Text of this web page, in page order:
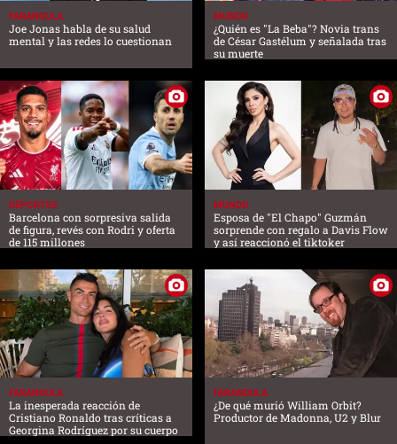
FARANDULA
Joe Jonas habla de su salud
mental y las redes lo cuestionan
MUNDO
¿Quién es "La Beba"? Novia trans
de César Gastélum y señalada tras
su muerte
DEPORTES
Barcelona con sorpresiva salida
de figura, revés con Rodri y oferta
de 115 millones
MUNDO
Esposa de "El Chapo" Guzmán
sorprende con regalo a Davis Flow
y así reaccionó el tiktoker
FARANDULA
La inesperada reacción de
Cristiano Ronaldo tras críticas a
Georgina Rodríguez por su cuerpo
FARANDULA
¿De qué murió William Orbit?
Productor de Madonna, U2 y Blur